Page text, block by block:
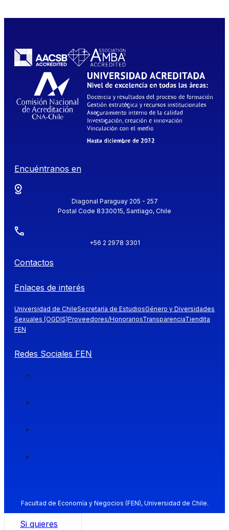
Encuéntranos en
Diagonal Paraguay 205 - 257
Postal Code 8330015, Santiago, Chile
+56 2 2978 3301
Contactos
Enlaces de interés
Universidad de ChileSecretaría de EstudiosGénero y Diversidades
Sexuales (OGDIS)Proveedores/HonorariosTransparenciaTiendita
FEN
Redes Sociales FEN
Facultad de Economía y Negocios (FEN), Universidad de Chile.
Si quieres